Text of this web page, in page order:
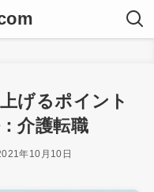
げるポイント
介護転職
年10月10日